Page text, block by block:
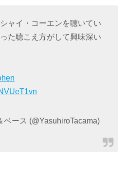
ャイ・コーエンを聴いてい
た聴こえ方がして興味深い
ース (@YasuhiroTacama)